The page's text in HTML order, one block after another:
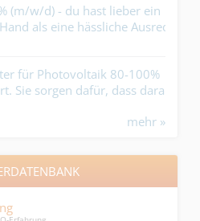
(m/w/d) - du hast lieber ein
als eine hässliche Ausrede
für Photovoltaik 80-100%
Sie sorgen dafür, dass daraus
mehr »